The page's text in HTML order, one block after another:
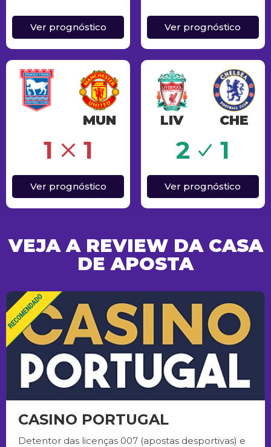
Ver prognóstico Ver prognóstico
MUN
1 1
Ver prognóstico
LIV CHE
2
Sucesso 1
Ver prognóstico
VEJA A REVIEW DA CASA
DE APOSTA
CASINO PORTUGAL
Detentor das licenças 007 (apostas desportivas) e